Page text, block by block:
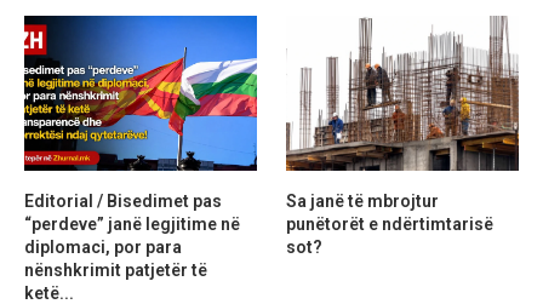
Editorial / Bisedimet pas
“perdeve” janë legjitime në
diplomaci, por para
nënshkrimit patjetër të
ketë...
Sa janë të mbrojtur
punëtorët e ndërtimtarisë
sot?